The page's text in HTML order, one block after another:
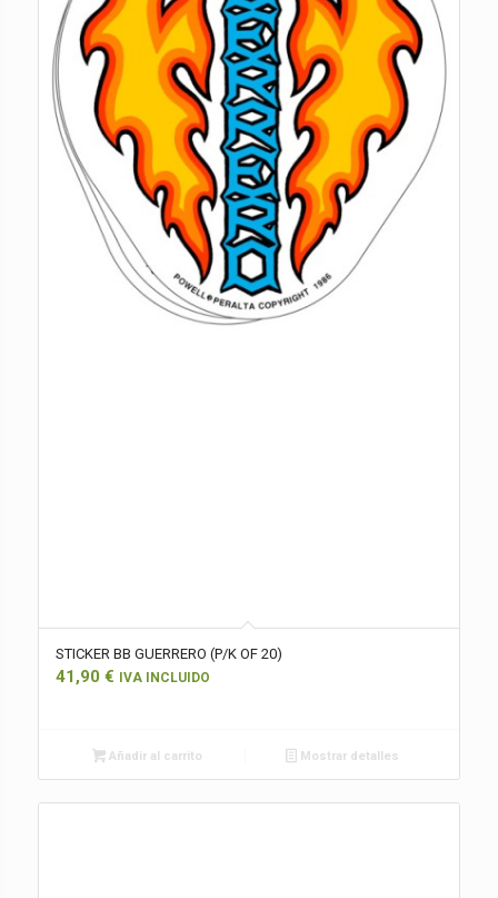
STICKER BB GUERRERO (P/K OF 20)
41,90 € IVA INCLUIDO
Añadir al carrito Mostrar detalles